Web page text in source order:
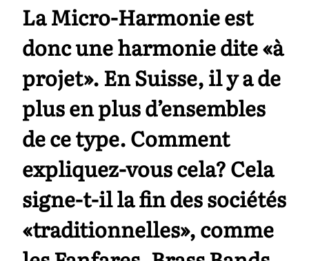
La Micro-Harmonie est
donc une harmonie dite «à
projet». En Suisse, il y a de
plus en plus d’ensembles
de ce type. Comment
expliquez-vous cela? Cela
signe-t-il la fin des sociétés
«traditionnelles», comme